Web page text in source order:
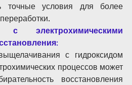
точные условия для более
с электрохимическими
:
процессов может
восстановления